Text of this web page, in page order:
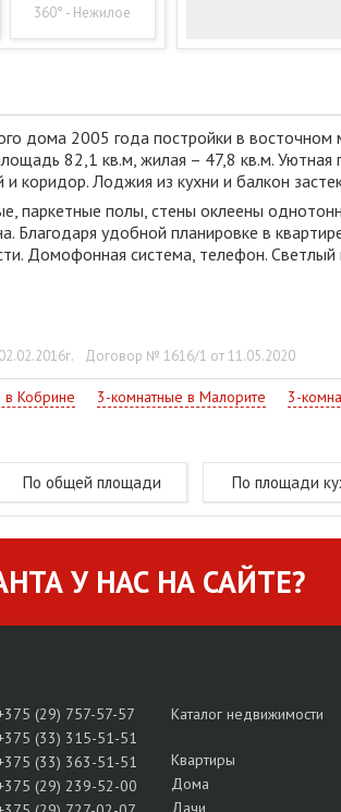
360° - Нежилое
дома 2005 года постройки в
82,1 кв.м, жилая – 47,8 кв.м. Уютная
коридор. Лоджия из кухни и балкон
паркетные полы, стены оклеены
Благодаря удобной планировке в
Домофонная система, телефон.
Договор № 1616/1 от 11.05.2020
в Кобрине 3-комнатные в Малорите 3-
По общей площади По площади
У НАС НА САЙТЕ?
(29) 757-57-57
(33) 315-51-51
(33) 363-51-51
(29) 239-52-00
Каталог недвижимости
Квартиры
Дома
Дачи